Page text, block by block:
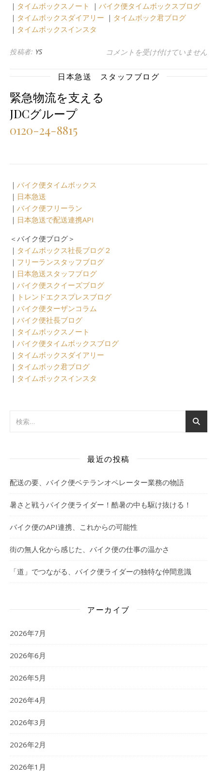
｜ タイムボックスノート ｜ バイク便タイムボックスブログ
｜ タイムボックスダイアリー ｜ タイムボック君ブログ
｜ タイムボックスインスタ
投稿者: YS バイク便も、大阪万博に向けて活
コメントを受け付けていません
日本急送 スタッフブログ
緊急物流を支える
JDCグループ
0120-24-8815
｜ バイク便タイムボックス
｜ 日本急送
｜ バイク便フリーラン
｜ 日本急送で配送連携API
＜バイク便ブログ＞
｜ タイムボックス社長ブログ２
｜ フリーランスタッフブログ
｜ 日本急送スタッフブログ
｜ バイク便スクイーズブログ
｜ トレンドエクスプレスブログ
｜ バイク便ターザンコラム
｜ バイク便社長ブログ
｜ タイムボックスノート
｜ バイク便タイムボックスブログ
｜ タイムボックスダイアリー
｜ タイムボック君ブログ
｜ タイムボックスインスタ
最近の投稿
配送の要、バイク便ベテランオペレーター業務の物語
暑さと戦うバイク便ライダー！酷暑の中も駆け抜ける！
バイク便のAPI連携、これからの可能性
街の無人化から感じた、バイク便の仕事の温かさ
「道」でつながる、バイク便ライダーの独特な仲間意識
アーカイブ
2026年7月
2026年6月
2026年5月
2026年4月
2026年3月
2026年2月
2026年1月